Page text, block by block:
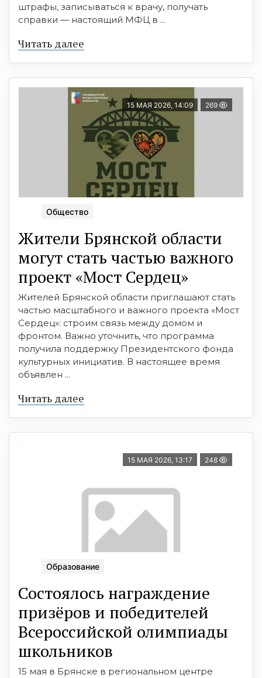
штрафы, записываться к врачу, получать
справки — настоящий МФЦ в ...
Читать далее
15 МАЯ 2026, 14:09 269
Общество
Жители Брянской области
могут стать частью важного
проект «Мост Сердец»
Жителей Брянской области приглашают стать
частью масштабного и важного проекта «Мост
Сердец»: строим связь между домом и
фронтом. Важно уточнить, что программа
получила поддержку Президентского фонда
культурных инициатив. В настоящее время
объявлен ...
Читать далее
15 МАЯ 2026, 13:17 248
Образование
Состоялось награждение
призёров и победителей
Всероссийской олимпиады
школьников
15 мая в Брянске в региональном центре